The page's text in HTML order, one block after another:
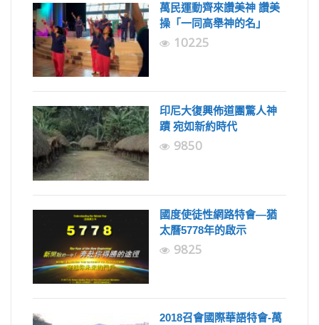
萬民運動齊來讚美神 讚美
操「一同高舉神的名」
10225
印尼大復興佈道團驚人神
蹟 宛如新約時代
9850
國度使徒性網路特會—猶
太曆5778年的啟示
9825
2018召會國際華語特會-萬